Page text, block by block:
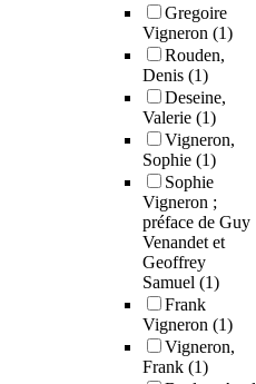
Gregoire
Vigneron (1)
Rouden,
Denis (1)
Deseine,
Valerie (1)
Vigneron,
Sophie (1)
Sophie
Vigneron ;
préface de Guy
Venandet et
Geoffrey
Samuel (1)
Frank
Vigneron (1)
Vigneron,
Frank (1)